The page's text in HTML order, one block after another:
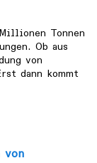
Tonnen
Ob aus
von
dann kommt
von